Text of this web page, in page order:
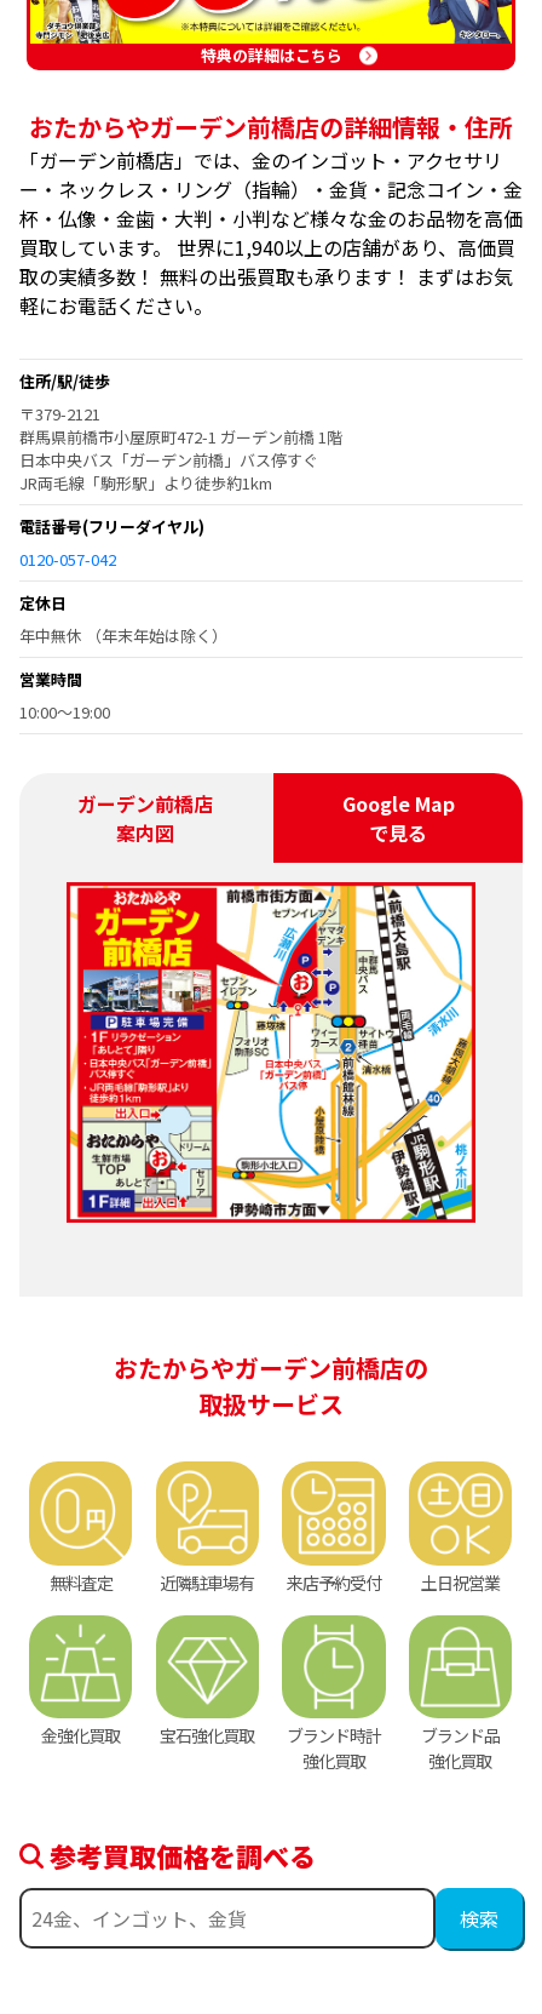
特典の詳細はこちら
おたからやガーデン前橋店の詳細情報・住所
「ガーデン前橋店」では、金のインゴット・アクセサリ
ー・ネックレス・リング（指輪）・金貨・記念コイン・金
杯・仏像・金歯・大判・小判など様々な金のお品物を高価
買取しています。 世界に1,940以上の店舗があり、高価買
取の実績多数！ 無料の出張買取も承ります！ まずはお気
軽にお電話ください。
住所/駅/徒歩
〒379-2121
群馬県前橋市小屋原町472-1 ガーデン前橋 1階
日本中央バス「ガーデン前橋」バス停すぐ
JR両毛線「駒形駅」より徒歩約1km
電話番号(フリーダイヤル)
0120-057-042
定休日
年中無休 （年末年始は除く）
営業時間
10:00～19:00
ガーデン前橋店
案内図
Google Map
で見る
おたからやガーデン前橋店の
取扱サービス
無料査定 近隣駐車場有 来店予約受付 土日祝営業
金強化買取 宝石強化買取
ブランド時計
強化買取
ブランド品
強化買取
参考買取価格を調べる